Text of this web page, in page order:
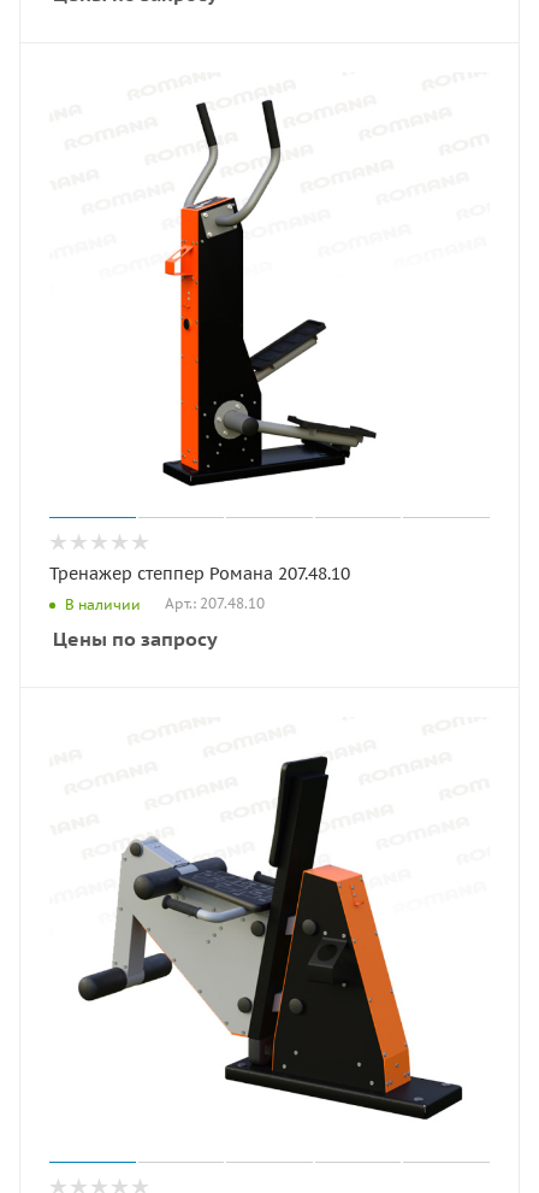
Тренажер степпер Романа 207.48.10
В наличии Арт.: 207.48.10
Цены по запросу